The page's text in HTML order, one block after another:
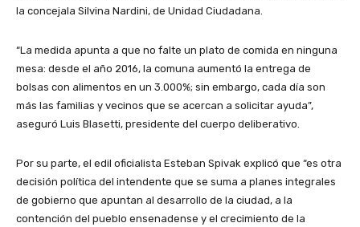
la concejala Silvina Nardini, de Unidad Ciudadana.
“La medida apunta a que no falte un plato de comida en ninguna
mesa: desde el año 2016, la comuna aumentó la entrega de
bolsas con alimentos en un 3.000%; sin embargo, cada día son
más las familias y vecinos que se acercan a solicitar ayuda”,
aseguró Luis Blasetti, presidente del cuerpo deliberativo.
Por su parte, el edil oficialista Esteban Spivak explicó que “es otra
decisión política del intendente que se suma a planes integrales
de gobierno que apuntan al desarrollo de la ciudad, a la
contención del pueblo ensenadense y el crecimiento de la